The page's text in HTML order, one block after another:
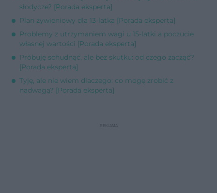
słodycze? [Porada eksperta]
Plan żywieniowy dla 13-latka [Porada eksperta]
Problemy z utrzymaniem wagi u 15-latki a poczucie
własnej wartości [Porada eksperta]
Próbuję schudnąć, ale bez skutku: od czego zacząć?
[Porada eksperta]
Tyję, ale nie wiem dlaczego: co mogę zrobić z
nadwagą? [Porada eksperta]